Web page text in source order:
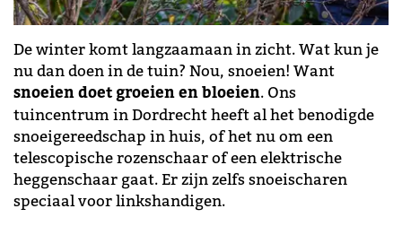
De winter komt langzaamaan in zicht. Wat kun je
nu dan doen in de tuin? Nou, snoeien! Want
snoeien doet groeien en bloeien. Ons
tuincentrum in Dordrecht heeft al het benodigde
snoeigereedschap in huis, of het nu om een
telescopische rozenschaar of een elektrische
heggenschaar gaat. Er zijn zelfs snoeischaren
speciaal voor linkshandigen.